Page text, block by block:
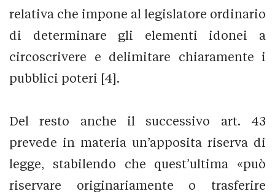
relativa che impone al legislatore ordinario
di determinare gli elementi idonei a
circoscrivere e delimitare chiaramente i
pubblici poteri [4].
Del resto anche il successivo art. 43
prevede in materia un’apposita riserva di
legge, stabilendo che quest’ultima «può
riservare originariamente o trasferire